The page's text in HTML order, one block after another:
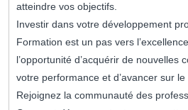
atteindre vos objectifs.
Investir dans votre développement
Formation est un pas vers
l’opportunité d’acquérir de nouvelles
votre performance et d’avancer sur le
Rejoignez la communauté des